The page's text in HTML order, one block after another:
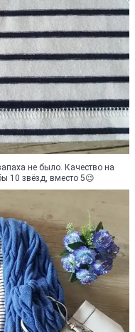
не было. Качество на
10 звёзд, вместо 5😉